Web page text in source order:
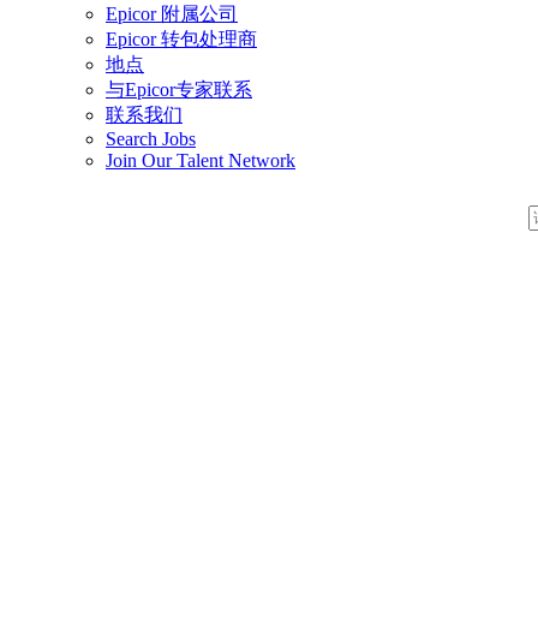
Epicor 附属公司
Epicor 转包处理商
地点
与Epicor专家联系
联系我们
Search Jobs
Join Our Talent Network